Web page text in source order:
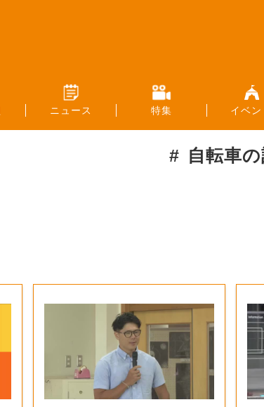
ニュース 特集 イベン
自転車